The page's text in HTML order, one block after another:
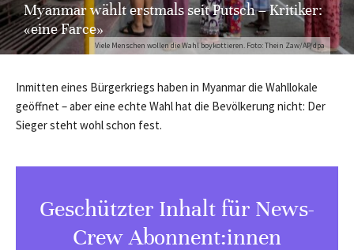
Viele Menschen wollen die Wahl boykottieren. Foto: Thein Zaw/AP/dpa
Myanmar wählt erstmals seit Putsch – Kritiker:
«eine Farce»
Inmitten eines Bürgerkriegs haben in Myanmar die Wahllokale
geöffnet – aber eine echte Wahl hat die Bevölkerung nicht: Der
Sieger steht wohl schon fest.
Geschützter Inhalt für News-
Crew Abonnent:innen